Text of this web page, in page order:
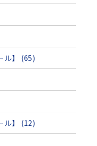
ル】 (65)
ル】 (12)